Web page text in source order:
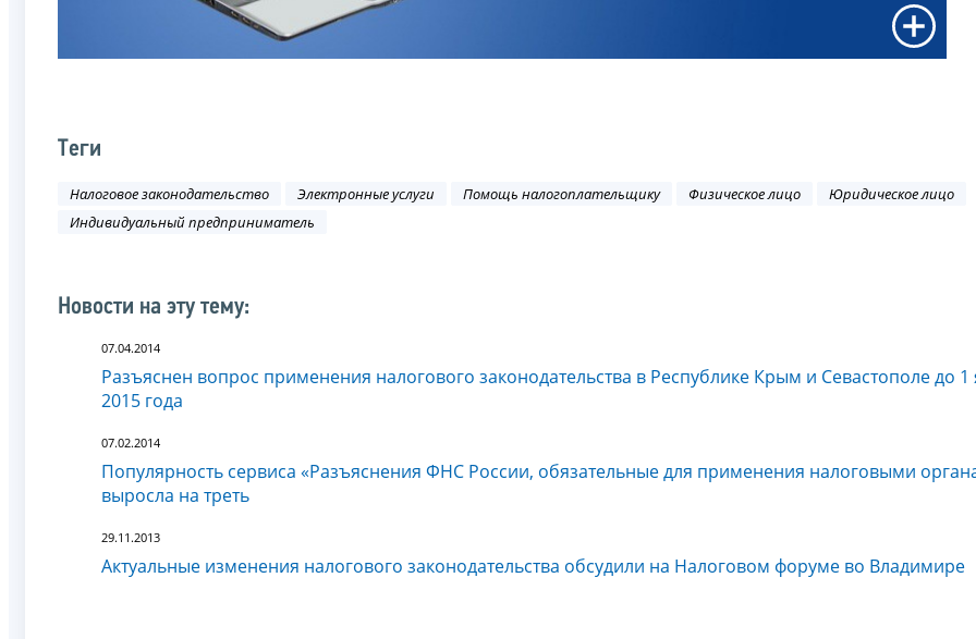
Теги
Налоговое законодательство Электронные услуги Помощь налогоплательщику Физическое лицо
Юридическое лицо
Индивидуальный предприниматель
Новости на эту тему:
07.04.2014
Разъяснен вопрос применения налогового законодательства в Республике Крым и Севастополе до 1
2015 года
07.02.2014
Популярность сервиса «Разъяснения ФНС России, обязательные для применения налоговыми
выросла на треть
29.11.2013
Актуальные изменения налогового законодательства обсудили на Налоговом форуме во Владимире